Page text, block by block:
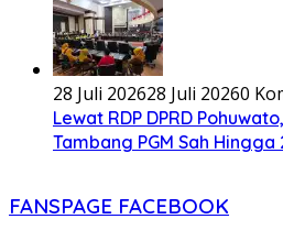
28 Juli 202628 Juli 20260
Lewat RDP DPRD
Tambang PGM Sah Hingga
FANSPAGE FACEBOOK